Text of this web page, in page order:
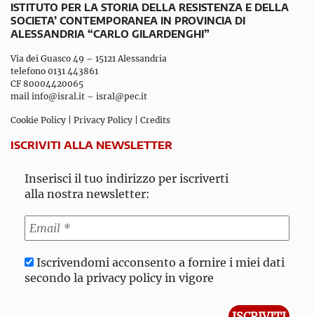
ISTITUTO PER LA STORIA DELLA RESISTENZA E DELLA
SOCIETA’ CONTEMPORANEA IN PROVINCIA DI
ALESSANDRIA “CARLO GILARDENGHI”
Via dei Guasco 49 – 15121 Alessandria
telefono 0131 443861
CF 80004420065
mail info@isral.it – isral@pec.it
Cookie Policy Privacy Policy Credits
ISCRIVITI ALLA NEWSLETTER
Inserisci il tuo indirizzo per iscriverti
alla nostra newsletter:
Iscrivendomi acconsento a fornire i miei dati
secondo la privacy policy in vigore